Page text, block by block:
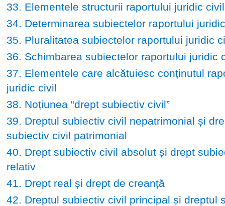
33. Elementele structurii raportului juridic civil
34. Determinarea subiectelor raportului
35. Pluralitatea subiectelor raportului juridic
36. Schimbarea subiectelor raportului juridic
37. Elementele care alcătuiesc conținutul
juridic civil
38. Noțiunea “drept subiectiv civil”
39. Dreptul subiectiv civil nepatrimonial și
subiectiv civil patrimonial
40. Drept subiectiv civil absolut și drept
relativ
41. Drept real și drept de creanță
42. Dreptul subiectiv civil principal și dreptul